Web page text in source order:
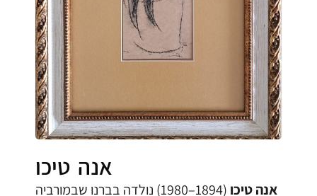
אנה טיכו
אנה טיכו
(1894–1980) נולדה בברנו שבמורביה